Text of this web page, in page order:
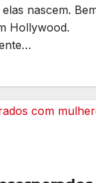
nascem.
Hollywood.